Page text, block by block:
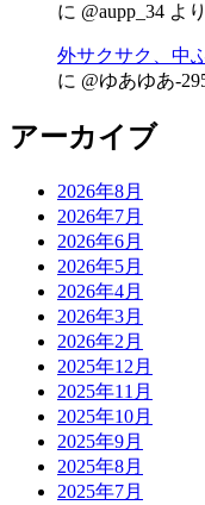
に @aupp_34 より
外サクサク、中
に @ゆあゆあ-
アーカイブ
2026年8月
2026年7月
2026年6月
2026年5月
2026年4月
2026年3月
2026年2月
2025年12月
2025年11月
2025年10月
2025年9月
2025年8月
2025年7月